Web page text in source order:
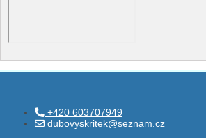
+420 603707949
dubovyskritek@seznam.cz